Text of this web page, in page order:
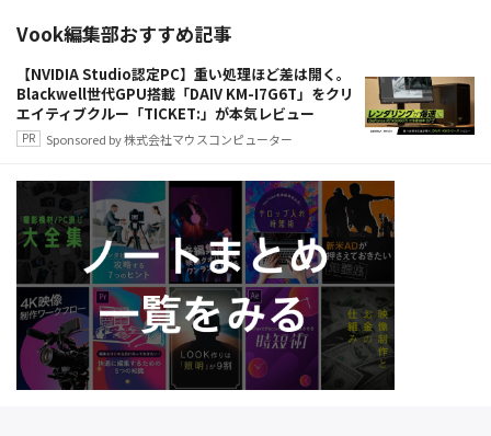
Vook編集部おすすめ記事
【NVIDIA Studio認定PC】重い処理ほど差は開く。
Blackwell世代GPU搭載「DAIV KM-I7G6T」をクリ
エイティブクルー「TICKET:」が本気レビュー
Sponsored by 株式会社マウスコンピューター